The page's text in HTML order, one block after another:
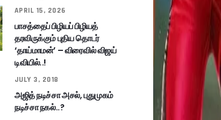
APRIL 15, 2026
பாசத்தைப் பிழியப் பிழியத்
தரவிருக்கும் புதிய தொடர்
‘தாய்மாமன்’ – விரைவில் விஜய்
டிவியில்..!
JULY 3, 2018
அஜித் நடிச்சா அசல், புதுமுகம்
நடிச்சா நகல்..?